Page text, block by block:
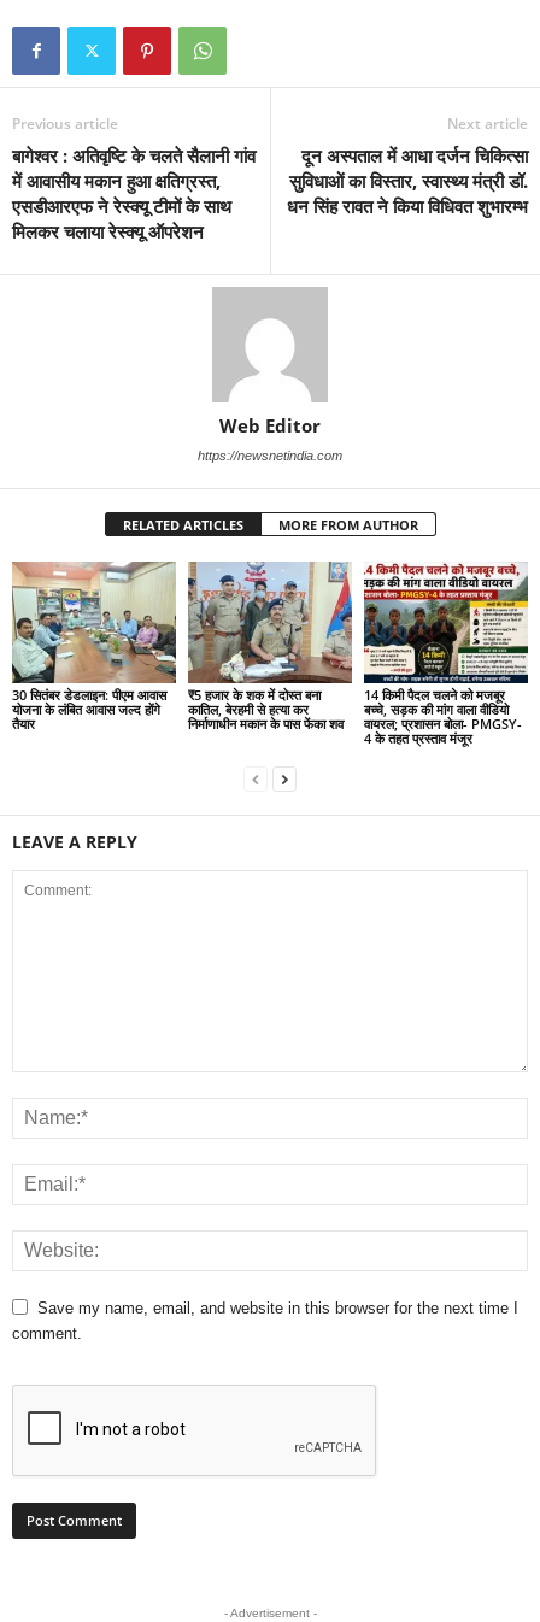
Previous article
बागेश्वर : अतिवृष्टि के चलते सैलानी गांव
में आवासीय मकान हुआ क्षतिग्रस्त,
एसडीआरएफ ने रेस्क्यू टीमों के साथ
मिलकर चलाया रेस्क्यू ऑपरेशन
Next article
दून अस्पताल में आधा दर्जन चिकित्सा
सुविधाओं का विस्तार, स्वास्थ्य मंत्री डॉ.
धन सिंह रावत ने किया विधिवत शुभारम्भ
Web Editor
https://newsnetindia.com
RELATED ARTICLES MORE FROM AUTHOR
30 सितंबर डेडलाइन: पीएम आवास
योजना के लंबित आवास जल्द होंगे
तैयार
₹5 हजार के शक में दोस्त बना
कातिल, बेरहमी से हत्या कर
निर्माणाधीन मकान के पास फेंका शव
14 किमी पैदल चलने को मजबूर
बच्चे, सड़क की मांग वाला वीडियो
वायरल; प्रशासन बोला- PMGSY-
4 के तहत प्रस्ताव मंजूर
LEAVE A REPLY
Save my name, email, and website in this browser for the next time I
comment.
- Advertisement -